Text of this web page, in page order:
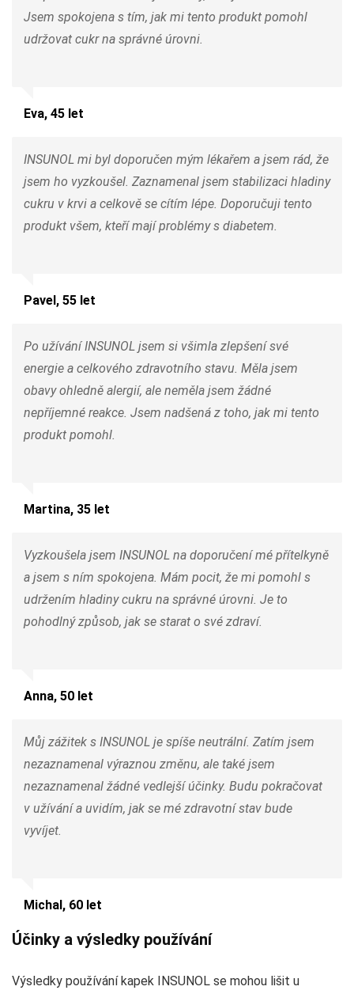
Jsem spokojena s tím, jak mi tento produkt pomohl
udržovat cukr na správné úrovni.
Eva, 45 let
INSUNOL mi byl doporučen mým lékařem a jsem rád, že
jsem ho vyzkoušel. Zaznamenal jsem stabilizaci hladiny
cukru v krvi a celkově se cítím lépe. Doporučuji tento
produkt všem, kteří mají problémy s diabetem.
Pavel, 55 let
Po užívání INSUNOL jsem si všimla zlepšení své
energie a celkového zdravotního stavu. Měla jsem
obavy ohledně alergií, ale neměla jsem žádné
nepříjemné reakce. Jsem nadšená z toho, jak mi tento
produkt pomohl.
Martina, 35 let
Vyzkoušela jsem INSUNOL na doporučení mé přítelkyně
a jsem s ním spokojena. Mám pocit, že mi pomohl s
udržením hladiny cukru na správné úrovni. Je to
pohodlný způsob, jak se starat o své zdraví.
Anna, 50 let
Můj zážitek s INSUNOL je spíše neutrální. Zatím jsem
nezaznamenal výraznou změnu, ale také jsem
nezaznamenal žádné vedlejší účinky. Budu pokračovat
v užívání a uvidím, jak se mé zdravotní stav bude
vyvíjet.
Michal, 60 let
Účinky a výsledky používání
Výsledky používání kapek INSUNOL se mohou lišit u